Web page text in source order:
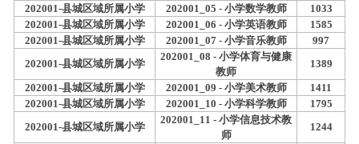
202001-县城区域所属小学
202001_05 - 小学数学教师
1033
202001-县城区域所属小学
202001_06 - 小学英语教师
1585
202001-县城区域所属小学
202001_07 - 小学音乐教师
997
202001-县城区域所属小学
202001_08 - 小学体育与健康
教师
1389
202001-县城区域所属小学
202001_09 - 小学美术教师
1411
202001-县城区域所属小学
202001_10 - 小学科学教师
1795
202001-县城区域所属小学
202001_11 - 小学信息技术教
师
1244